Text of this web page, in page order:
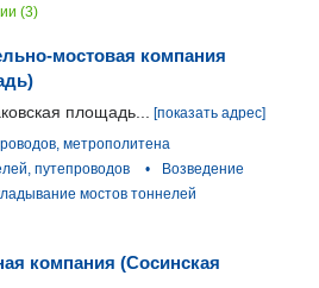
(3)
мостовая компания
площадь...
[показать адрес]
метрополитена
путепроводов •
Возведение
мостов тоннелей
компания (Сосинская